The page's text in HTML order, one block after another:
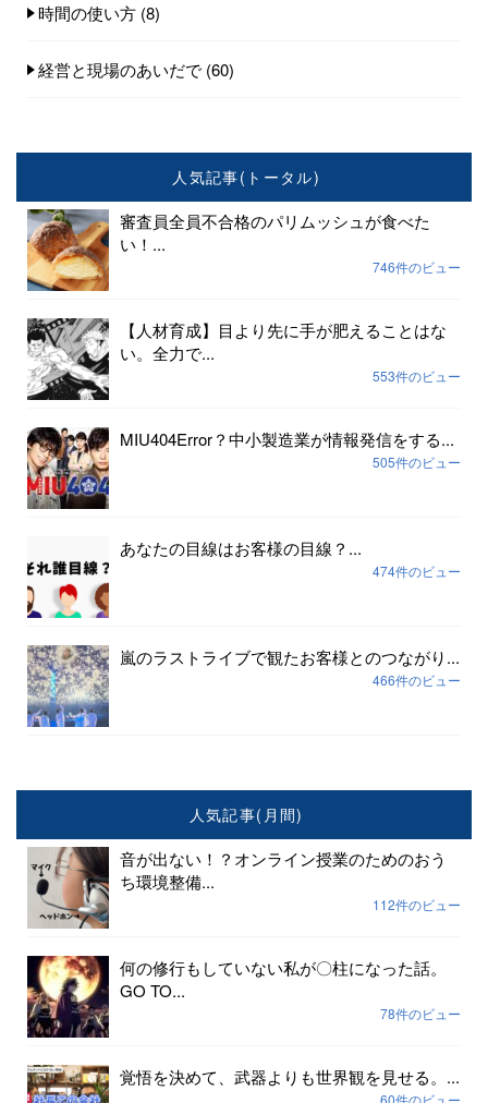
時間の使い方 (8)
経営と現場のあいだで (60)
人気記事(トータル)
審査員全員不合格のパリムッシュが食べた
い！...
746件のビュー
【人材育成】目より先に手が肥えることはな
い。全力で...
553件のビュー
MIU404Error？中小製造業が情報発信をする...
505件のビュー
あなたの目線はお客様の目線？...
474件のビュー
嵐のラストライブで観たお客様とのつながり...
466件のビュー
人気記事(月間)
音が出ない！？オンライン授業のためのおう
ち環境整備...
112件のビュー
何の修行もしていない私が〇柱になった話。
GO TO...
78件のビュー
覚悟を決めて、武器よりも世界観を見せる。...
60件のビュー